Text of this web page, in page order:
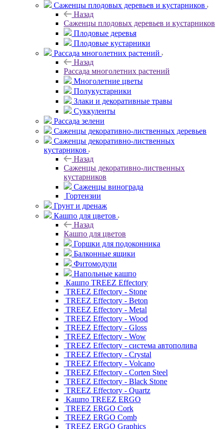
Саженцы плодовых деревьев и кустарников
Назад
Саженцы плодовых деревьев и кустарников
Плодовые деревья
Плодовые кустарники
Рассада многолетних растений
Назад
Рассада многолетних растений
Многолетние цветы
Полукустарники
Злаки и декоративные травы
Суккуленты
Рассада зелени
Саженцы декоративно-лиственных деревьев
Саженцы декоративно-лиственных
кустарников
Назад
Саженцы декоративно-лиственных
кустарников
Саженцы винограда
Гортензии
Грунт и дренаж
Кашпо для цветов
Назад
Кашпо для цветов
Горшки для подоконника
Балконные ящики
Фитомодули
Напольные кашпо
Кашпо TREEZ Effectory
TREEZ Effectory - Stone
TREEZ Effectory - Beton
TREEZ Effectory - Metal
TREEZ Effectory - Wood
TREEZ Effectory - Gloss
TREEZ Effectory - Wow
TREEZ Effectory - система автополива
TREEZ Effectory - Crystal
TREEZ Effectory - Volcano
TREEZ Effectory - Corten Steel
TREEZ Effectory - Black Stone
TREEZ Effectory - Quartz
Кашпо TREEZ ERGO
TREEZ ERGO Cork
TREEZ ERGO Comb
TREEZ ERGO Graphics